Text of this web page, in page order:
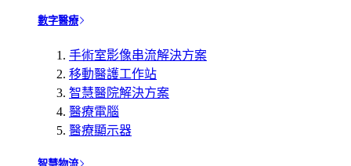
數字醫療
手術室影像串流解決方案
移動醫護工作站
智慧醫院解決方案
醫療電腦
醫療顯示器